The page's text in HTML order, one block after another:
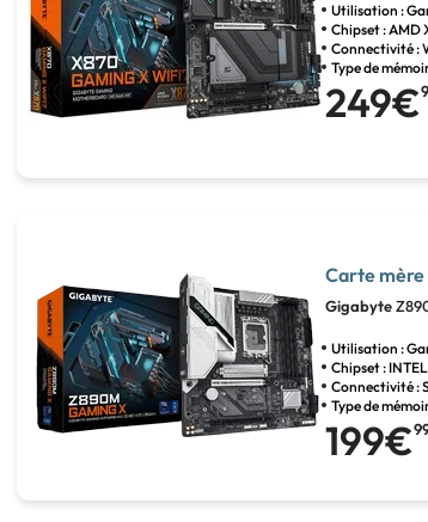
Utilisation :
Chipset : AMD
Connectivité :
Type de
249€
Carte mère
Gigabyte
Utilisation :
Chipset :
Connectivité :
Type de
199€